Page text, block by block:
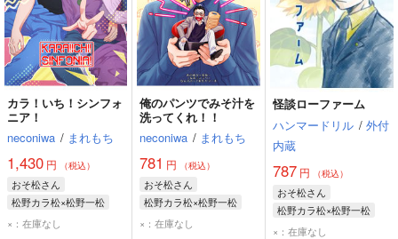
カラ！いち！シンフォ
ニア！
neconiwa / まれもち
1,430 円 （税込）
おそ松さん
松野カラ松×松野一松
松野カラ松
×：在庫なし
俺のパンツでみそ汁を
洗ってくれ！！
neconiwa / まれもち
781 円 （税込）
おそ松さん
松野カラ松×松野一松
松野一松
×：在庫なし
怪談ローファーム
ハンマードリル / 外付
内蔵
787円 （税込）
おそ松さん
松野カラ松×松野一松
松野カラ松
×：在庫なし